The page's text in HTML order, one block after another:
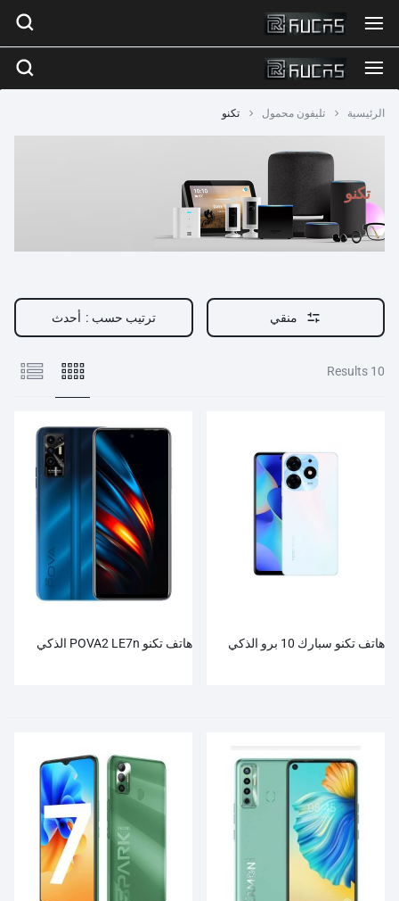
الرئيسية تليفون محمول تكنو
تكنو
منقي ترتيب حسب : أحدث
10 Results
هاتف تكنو سبارك 10 برو الذكي هاتف تكنو POVA2 LE7n الذكي